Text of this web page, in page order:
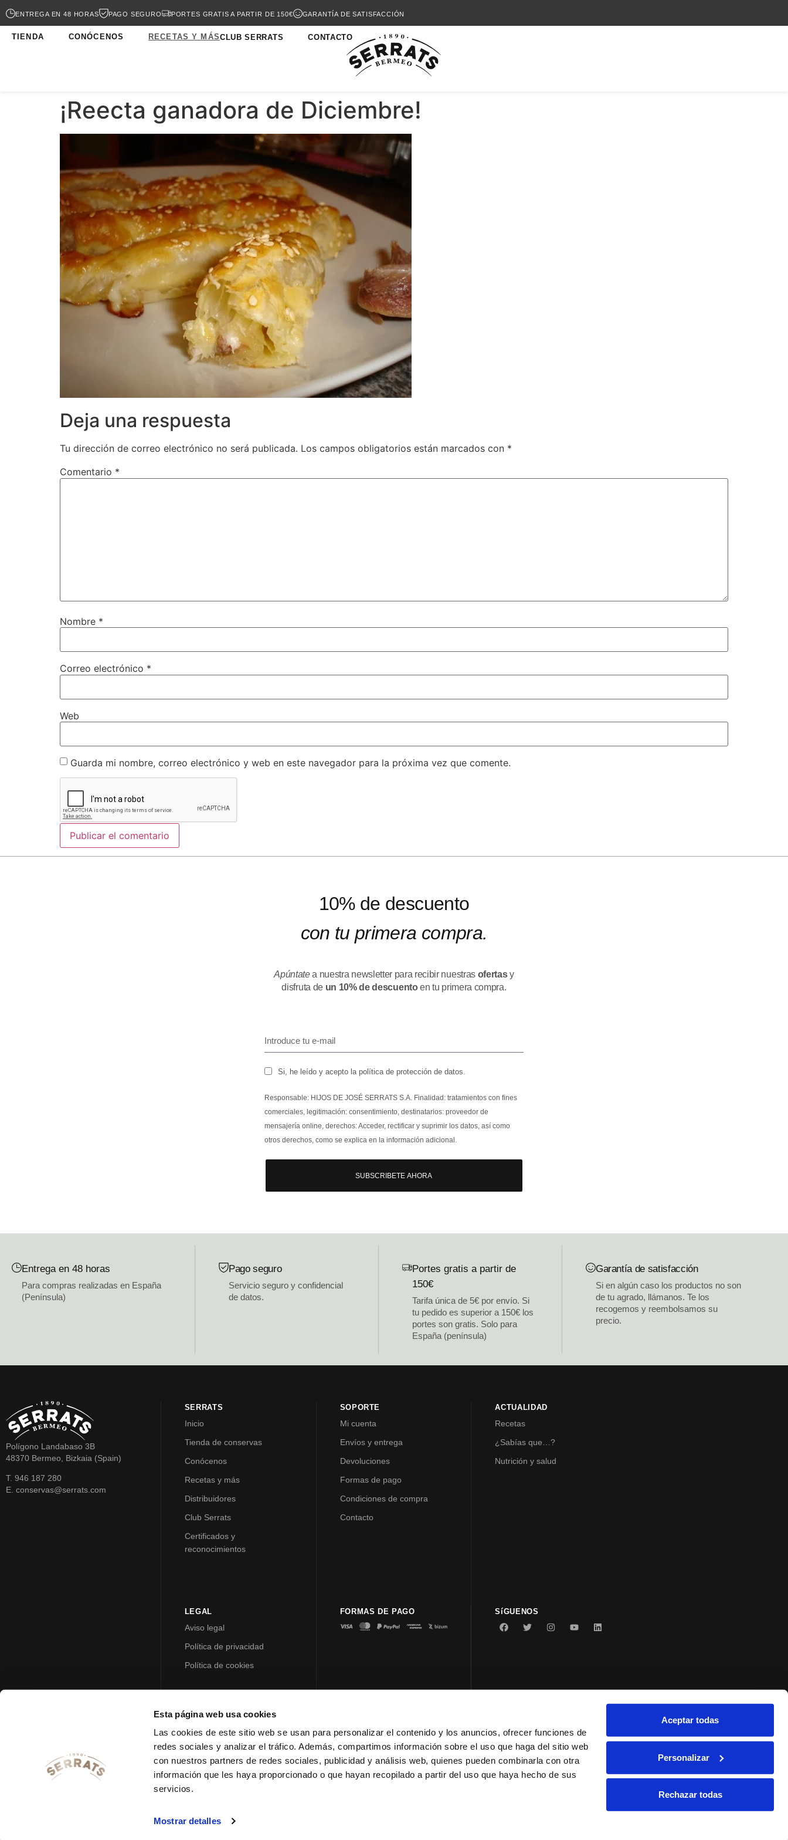
Esta página web usa cookies
Las cookies de este sitio web se usan para personalizar el contenido y los anuncios, ofrecer funciones de
redes sociales y analizar el tráfico. Además, compartimos información sobre el uso que haga del sitio web
con nuestros partners de redes sociales, publicidad y análisis web, quienes pueden combinarla con otra
información que les haya proporcionado o que hayan recopilado a partir del uso que haya hecho de sus
servicios.
Mostrar detalles
Aceptar todas
Personalizar
Rechazar todas
ENTREGA EN 48 HORAS PAGO SEGURO PORTES GRATIS A PARTIR DE 150€ GARANTÍA DE SATISFACCIÓN
TIENDA CONÓCENOS RECETAS Y MÁSCLUB SERRATS CONTACTO
¡Reecta ganadora de Diciembre!
Deja una respuesta
Tu dirección de correo electrónico no será publicada. Los campos obligatorios están marcados con *
Comentario *
Nombre *
Correo electrónico *
Web
Guarda mi nombre, correo electrónico y web en este navegador para la próxima vez que comente.
10% de descuento
con tu primera compra.
Apúntatea nuestra newsletter para recibir nuestras ofertasy
disfruta de un 10% de descuentoen tu primera compra.
Si, he leído y acepto la política de protección de datos.
Responsable: HIJOS DE JOSÉ SERRATS S.A. Finalidad: tratamientos con fines
comerciales, legitimación: consentimiento, destinatarios: proveedor de
mensajería online, derechos: Acceder, rectificar y suprimir los datos, así como
otros derechos, como se explica en la información adicional.
SUBSCRIBETE AHORA
Entrega en 48 horas
Para compras realizadas en España
(Península)
Pago seguro
Servicio seguro y confidencial
de datos.
Portes gratis a partir de
150€
Tarifa única de 5€ por envío. Si
tu pedido es superior a 150€ los
portes son gratis. Solo para
España (península)
Garantía de satisfacción
Si en algún caso los productos no son
de tu agrado, llámanos. Te los
recogemos y reembolsamos su
precio.
Polígono Landabaso 3B
48370 Bermeo, Bizkaia (Spain)
T. 946 187 280
E. conservas@serrats.com
SERRATS
Inicio
Tienda de conservas
Conócenos
Recetas y más
Distribuidores
Club Serrats
Certificados y
reconocimientos
SOPORTE
Mi cuenta
Envíos y entrega
Devoluciones
Formas de pago
Condiciones de compra
Contacto
ACTUALIDAD
Recetas
¿Sabías que…?
Nutrición y salud
LEGAL
Aviso legal
Política de privacidad
Política de cookies
FORMAS DE PAGO SíGUENOS
© 2023 Conservas Serrats